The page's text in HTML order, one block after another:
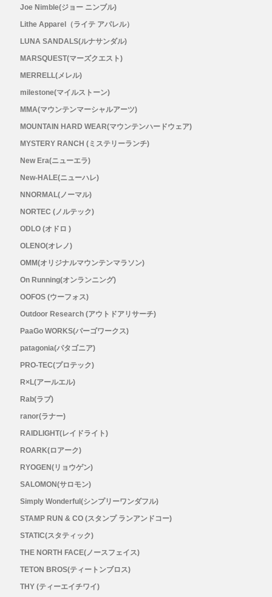
MYSTERY RANCH (ミステリーランチ)
New Era(ニューエラ)
New-HALE(ニューハレ)
NNORMAL(ノーマル)
ODLO (オドロ )
OLENO(オレノ)
OMM(オリジナルマウンテンマラソン)
On Running(オンランニング)
PaaGo WORKS(パーゴワークス)
patagonia(パタゴニア)
PRO-TEC(プロテック)
R×L(アールエル)
RAIDLIGHT(レイドライト)
ROARK(ロアーク)
Joe Nimble(ジョー ニンブル)
Lithe Apparel（ライテ アパレル）
LUNA SANDALS(ルナサンダル)
MARSQUEST(マーズクエスト)
MERRELL(メレル)
milestone(マイルストーン)
MMA(マウンテンマーシャルアーツ)
MOUNTAIN HARD WEAR(マウンテンハードウェア)
MYSTERY RANCH (ミステリーランチ)
New Era(ニューエラ)
New-HALE(ニューハレ)
NNORMAL(ノーマル)
NORTEC (ノルテック)
ODLO (オドロ )
OLENO(オレノ)
OMM(オリジナルマウンテンマラソン)
On Running(オンランニング)
OOFOS (ウーフォス)
Outdoor Research (アウトドアリサーチ)
PaaGo WORKS(パーゴワークス)
patagonia(パタゴニア)
PRO-TEC(プロテック)
R×L(アールエル)
Rab(ラブ)
ranor(ラナー)
RAIDLIGHT(レイドライト)
ROARK(ロアーク)
RYOGEN(リョウゲン)
SALOMON(サロモン)
Simply Wonderful(シンプリーワンダフル)
STAMP RUN & CO (スタンプ ランアンドコー)
STATIC(スタティック)
THE NORTH FACE(ノースフェイス)
TETON BROS(ティートンブロス)
THY (ティーエイチワイ)